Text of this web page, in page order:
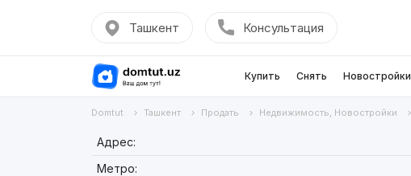
Ташкент Консультация
Купить Снять Новостройки
Domtut Ташкент Продать Недвижимость, Новостройки
Адрес:
Метро: